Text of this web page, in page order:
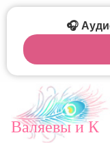
Валяевы и К
🎧